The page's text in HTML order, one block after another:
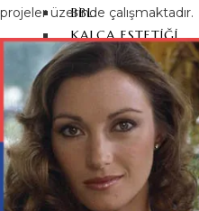
BBL
KALÇA ESTETIĞI
KALÇA YAĞ
VAJINA ESTETIĞI
VAJINA DARALTMA
ESTETIĞI
LABIUM
KIZLIK ZARI DIKIMI
projeler üzerinde çalışmaktadır.